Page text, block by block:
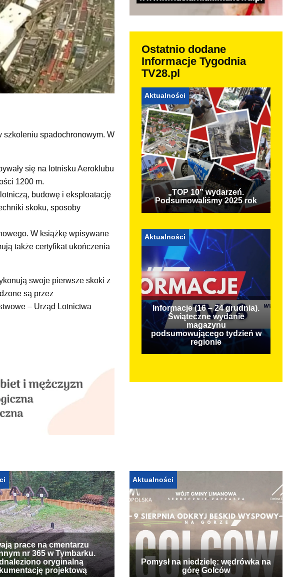
szkoleniu spadochronowym. W
się na lotnisku Aeroklubu
1200 m.
budowę i eksploatację
skoku, sposoby
W książkę wpisywane
także certyfikat ukończenia
swoje pierwsze skoki z
są przez
– Urząd Lotnictwa
Ostatnio dodane
Informacje Tygodnia
TV28.pl
Aktualności
„TOP 10” wydarzeń.
Podsumowaliśmy 2025 rok
Aktualności
Informacje (16 – 24 grudnia).
Świąteczne wydanie
magazynu
podsumowującego tydzień w
regionie
prace na cmentarzu
nr 365 w Tymbarku.
oryginalną
projektową
Aktualności
Pomysł na niedzielę: wędrówka na
górę Golców